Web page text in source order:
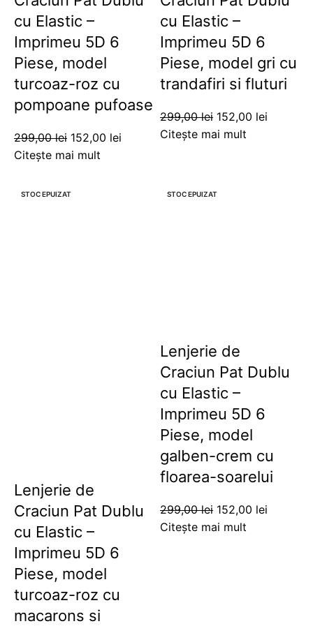
cu Elastic –
Imprimeu 5D 6
Piese, model
turcoaz-roz cu
pompoane pufoase
299,00lei 152,00 lei
Citește mai mult
cu Elastic –
Imprimeu 5D 6
Piese, model gri cu
trandafiri si fluturi
299,00lei 152,00 lei
Citește mai mult
STOC EPUIZAT
Lenjerie de
Craciun Pat Dublu
cu Elastic –
Imprimeu 5D 6
Piese, model
turcoaz-roz cu
macarons si
STOC EPUIZAT
Lenjerie de
Craciun Pat Dublu
cu Elastic –
Imprimeu 5D 6
Piese, model
galben-crem cu
floarea-soarelui
299,00lei 152,00 lei
Citește mai mult